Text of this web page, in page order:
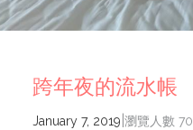
跨年夜的流水帳
January 7, 2019 瀏覽人數